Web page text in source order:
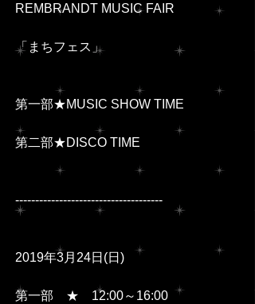
REMBRANDT MUSIC FAIR
「まちフェス」
第一部★MUSIC SHOW TIME
第二部★DISCO TIME
-------------------------------------
2019年3月24日(日)
第一部　★　12:00～16:00